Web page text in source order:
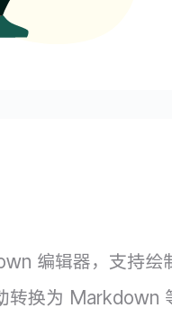
编辑器，支持绘
换为 Markdown